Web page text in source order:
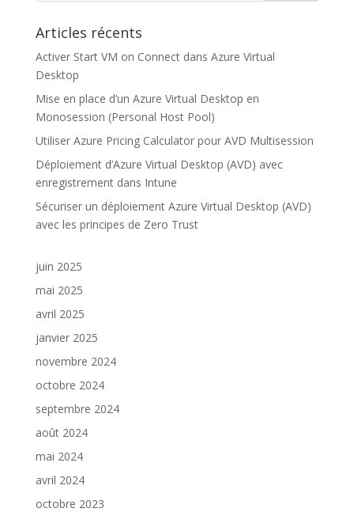
Articles récents
Activer Start VM on Connect dans Azure Virtual
Desktop
Mise en place d’un Azure Virtual Desktop en
Monosession (Personal Host Pool)
Utiliser Azure Pricing Calculator pour AVD Multisession
Déploiement d’Azure Virtual Desktop (AVD) avec
enregistrement dans Intune
Sécuriser un déploiement Azure Virtual Desktop (AVD)
avec les principes de Zero Trust
juin 2025
mai 2025
avril 2025
janvier 2025
novembre 2024
octobre 2024
septembre 2024
août 2024
mai 2024
avril 2024
octobre 2023